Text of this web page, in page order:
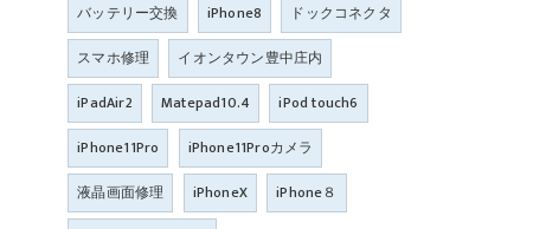
バッテリー交換
iPhone8
ドックコネクタ
スマホ修理
イオンタウン豊中庄内
iPadAir2
Matepad10.4
iPod touch6
iPhone11Pro
iPhone11Proカメラ
液晶画面修理
iPhoneX
iPhone８